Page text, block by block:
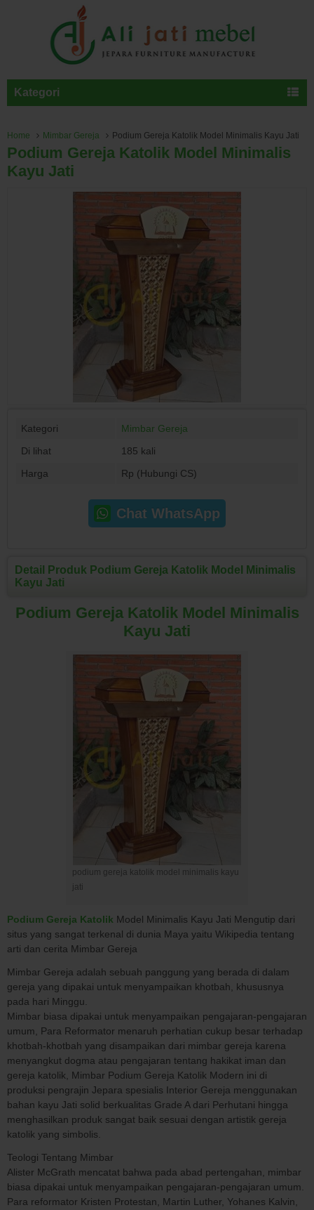
Kategori
Home Mimbar Gereja Podium Gereja Katolik Model Minimalis Kayu Jati
Podium Gereja Katolik Model Minimalis
Kayu Jati
Kategori
Mimbar Gereja
Di lihat
185 kali
Harga
Rp (Hubungi CS)
Chat WhatsApp
Detail Produk Podium Gereja Katolik Model Minimalis
Kayu Jati
Podium Gereja Katolik Model Minimalis
Kayu Jati
podium gereja katolik model minimalis kayu
jati
Podium Gereja Katolik Model Minimalis Kayu Jati Mengutip dari
situs yang sangat terkenal di dunia Maya yaitu Wikipedia tentang
arti dan cerita Mimbar Gereja
Mimbar Gereja adalah sebuah panggung yang berada di dalam
gereja yang dipakai untuk menyampaikan khotbah, khususnya
pada hari Minggu.
Mimbar biasa dipakai untuk menyampaikan pengajaran-pengajaran
umum, Para Reformator menaruh perhatian cukup besar terhadap
khotbah-khotbah yang disampaikan dari mimbar gereja karena
menyangkut dogma atau pengajaran tentang hakikat iman dan
gereja katolik, Mimbar Podium Gereja Katolik Modern ini di
produksi pengrajin Jepara spesialis Interior Gereja menggunakan
bahan kayu Jati solid berkualitas Grade A dari Perhutani hingga
menghasilkan produk sangat baik sesuai dengan artistik gereja
katolik yang simbolis.
Teologi Tentang Mimbar
Alister McGrath mencatat bahwa pada abad pertengahan, mimbar
biasa dipakai untuk menyampaikan pengajaran-pengajaran umum.
Para reformator Kristen Protestan, Martin Luther, Yohanes Kalvin,